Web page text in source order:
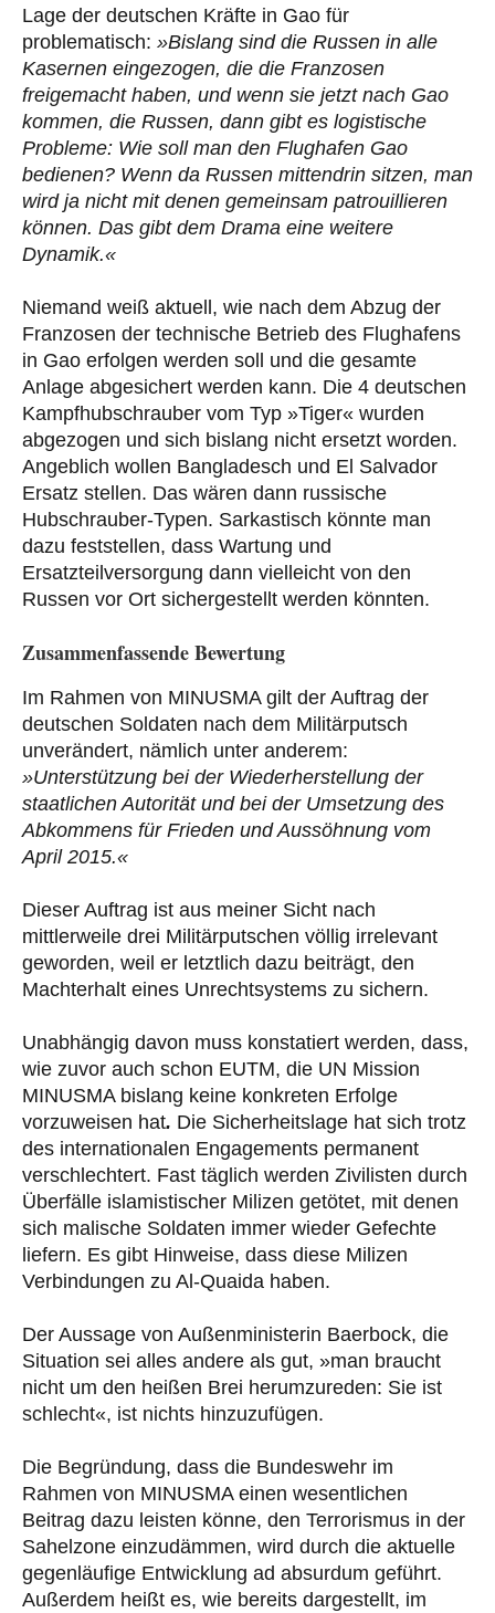
Lage der deutschen Kräfte in Gao für
problematisch: »Bislang sind die Russen in alle
Kasernen eingezogen, die die Franzosen
freigemacht haben, und wenn sie jetzt nach Gao
kommen, die Russen, dann gibt es logistische
Probleme: Wie soll man den Flughafen Gao
bedienen? Wenn da Russen mittendrin sitzen, man
wird ja nicht mit denen gemeinsam patrouillieren
können. Das gibt dem Drama eine weitere
Dynamik.«
Niemand weiß aktuell, wie nach dem Abzug der
Franzosen der technische Betrieb des Flughafens
in Gao erfolgen werden soll und die gesamte
Anlage abgesichert werden kann. Die 4 deutschen
Kampfhubschrauber vom Typ »Tiger« wurden
abgezogen und sich bislang nicht ersetzt worden.
Angeblich wollen Bangladesch und El Salvador
Ersatz stellen. Das wären dann russische
Hubschrauber-Typen. Sarkastisch könnte man
dazu feststellen, dass Wartung und
Ersatzteilversorgung dann vielleicht von den
Russen vor Ort sichergestellt werden könnten.
Zusammenfassende Bewertung
Im Rahmen von MINUSMA gilt der Auftrag der
deutschen Soldaten nach dem Militärputsch
unverändert, nämlich unter anderem:
»Unterstützung bei der Wiederherstellung der
staatlichen Autorität und bei der Umsetzung des
Abkommens für Frieden und Aussöhnung vom
April 2015.«
Dieser Auftrag ist aus meiner Sicht nach
mittlerweile drei Militärputschen völlig irrelevant
geworden, weil er letztlich dazu beiträgt, den
Machterhalt eines Unrechtsystems zu sichern.
Unabhängig davon muss konstatiert werden, dass,
wie zuvor auch schon EUTM, die UN Mission
MINUSMA bislang keine konkreten Erfolge
vorzuweisen hat. Die Sicherheitslage hat sich trotz
des internationalen Engagements permanent
verschlechtert. Fast täglich werden Zivilisten durch
Überfälle islamistischer Milizen getötet, mit denen
sich malische Soldaten immer wieder Gefechte
liefern. Es gibt Hinweise, dass diese Milizen
Verbindungen zu Al-Quaida haben.
Der Aussage von Außenministerin Baerbock, die
Situation sei alles andere als gut, »man braucht
nicht um den heißen Brei herumzureden: Sie ist
schlecht«, ist nichts hinzuzufügen.
Die Begründung, dass die Bundeswehr im
Rahmen von MINUSMA einen wesentlichen
Beitrag dazu leisten könne, den Terrorismus in der
Sahelzone einzudämmen, wird durch die aktuelle
gegenläufige Entwicklung ad absurdum geführt.
Außerdem heißt es, wie bereits dargestellt, im